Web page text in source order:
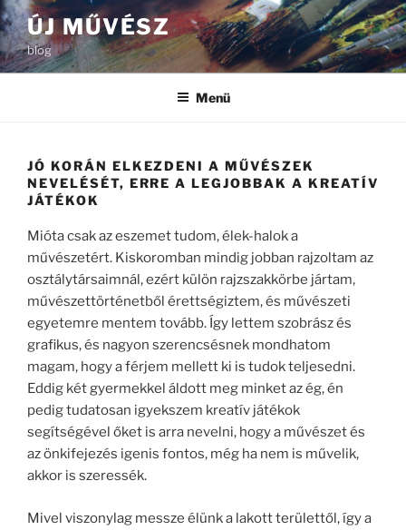
Tartalomhoz
ÚJ MŰVÉSZ
blog
Menü
JÓ KORÁN ELKEZDENI A MŰVÉSZEK
NEVELÉSÉT, ERRE A LEGJOBBAK A KREATÍV
JÁTÉKOK
Mióta csak az eszemet tudom, élek-halok a
művészetért. Kiskoromban mindig jobban rajzoltam az
osztálytársaimnál, ezért külön rajzszakkörbe jártam,
művészettörténetből érettségiztem, és művészeti
egyetemre mentem tovább. Így lettem szobrász és
grafikus, és nagyon szerencsésnek mondhatom
magam, hogy a férjem mellett ki is tudok teljesedni.
Eddig két gyermekkel áldott meg minket az ég, én
pedig tudatosan igyekszem kreatív játékok
segítségével őket is arra nevelni, hogy a művészet és
az önkifejezés igenis fontos, még ha nem is művelik,
akkor is szeressék.
Mivel viszonylag messze élünk a lakott területtől, így a